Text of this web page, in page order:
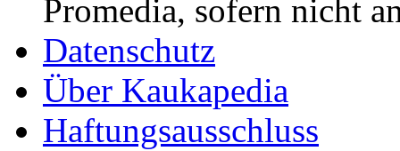
Promedia, sofern nicht
Datenschutz
Über Kaukapedia
Haftungsausschluss